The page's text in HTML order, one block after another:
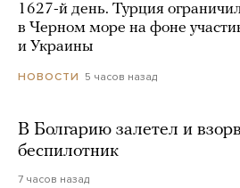
1627-й день. Турция
в Черном море на фоне
и Украины
НОВОСТИ 5 часов назад
В Болгарию залетел и
беспилотник
7 часов назад